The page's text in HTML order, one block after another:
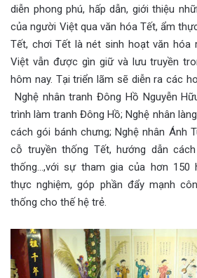
diễn phong phú, hấp dẫn, giới thiệu
của người Việt qua văn hóa Tết, ẩm
Tết, chơi Tết là nét sinh hoạt văn hóa
Việt vẫn được gìn giữ và lưu truyền
hôm nay. Tại triển lãm sẽ diễn ra các
Nghệ nhân tranh Đông Hồ Nguyễn
trình làm tranh Đông Hồ; Nghệ nhân
cách gói bánh chưng; Nghệ nhân Ánh
cỗ truyền thống Tết, hướng dẫn
thống…,với sự tham gia của hơn 150
thực nghiệm, góp phần đẩy mạnh
thống cho thế hệ trẻ.